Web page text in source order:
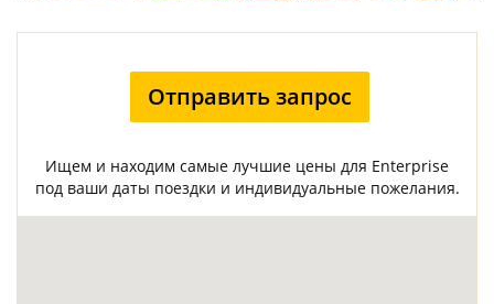
Отправить запрос
Ищем и находим самые лучшие цены для Enterprise
под ваши даты поездки и индивидуальные пожелания.